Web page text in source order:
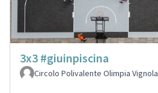
3x3 #giuinpiscina
Circolo Polivalente Olimpia Vignola